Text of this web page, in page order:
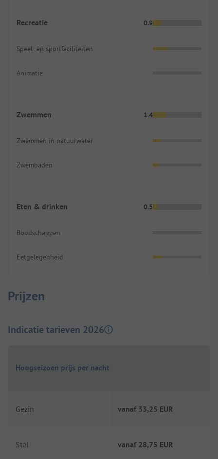
Recreatie 0.9
Speel- en sportfaciliteiten
Animatie
Zwemmen 1.4
Zwemmen in natuurwater
Zwembaden
Eten & drinken 0.5
Boodschappen
Eetgelegenheid
Prijzen
Indicatie tarieven 2026
Hoogseizoen prijs per nacht
Gezin vanaf 33,25 EUR
Stel vanaf 28,75 EUR